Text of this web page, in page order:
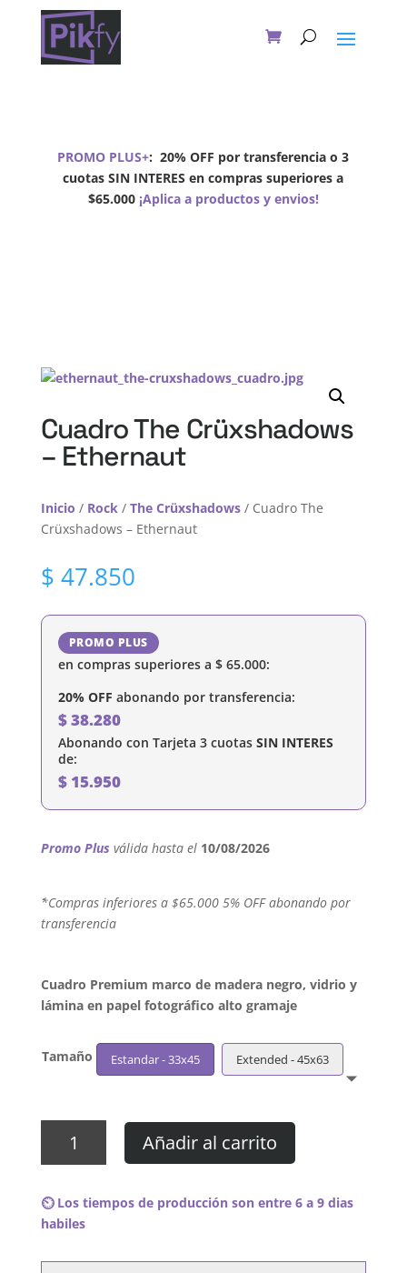
PROMO PLUS+:20% OFF por transferencia o 3
cuotas SIN INTERES en compras superiores a
$65.000¡Aplica a productos y envios!
Cuadro The Crüxshadows
– Ethernaut
Inicio / Rock/ The Crüxshadows/ Cuadro The
Crüxshadows – Ethernaut
$ 47.850
PROMO PLUS
en compras superiores a $65.000:
20% OFF abonando por transferencia:
$38.280
Abonando con Tarjeta 3 cuotas SIN INTERES
de:
$15.950
Promo Plus válida hasta el 10/08/2026
´*Compras inferiores a $65.000 5% OFF abonando por
transferencia
Cuadro Premium marco de madera negro, vidrio y
lámina en papel fotográfico alto gramaje
Tamaño Estandar - 33x45 Extended - 45x63
Ethernaut
cantidad
Añadir al carrito
⏲️ Los tiempos de producción son entre 6 a 9 dias
habiles